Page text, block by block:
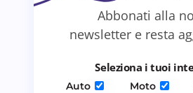
Salva il mio nome e email in
per il prossimo commento.
Invia
Abbonati alla
newsletter e resta
Seleziona i tuoi
Auto Moto